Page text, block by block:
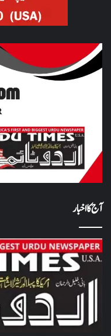
آج کا اخبار